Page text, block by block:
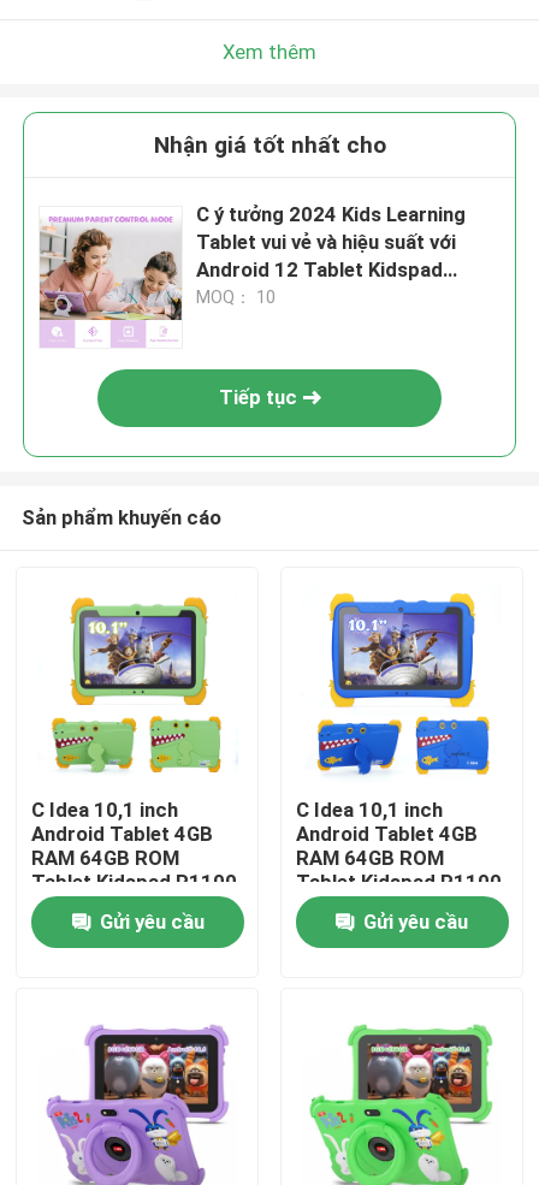
Nhà
Sản phẩm
Hướng dẫn VR
Về chúng tôi
Xem thêm
Nhận giá tốt nhất cho
C ý tưởng 2024 Kids Learning
Tablet vui vẻ và hiệu suất với
Android 12 Tablet Kidspad
CM88
MOQ： 10
Tiếp tục
Sản phẩm khuyến cáo
C Idea 10,1 inch
Android Tablet 4GB
RAM 64GB ROM
Tablet Kidspad P1100
Gửi yêu cầu
C Idea 10,1 inch
Android Tablet 4GB
RAM 64GB ROM
Tablet Kidspad P1100
Gửi yêu cầu